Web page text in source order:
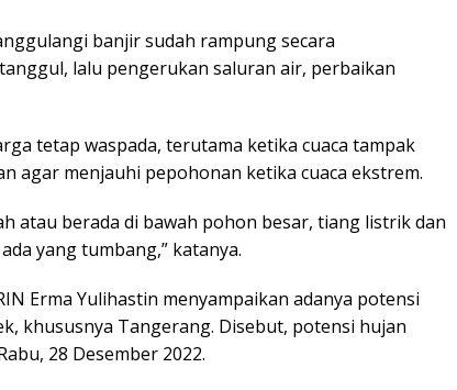
banjir sudah rampung secara
lalu pengerukan saluran air, perbaikan
tetap waspada, terutama ketika cuaca tampak
agar menjauhi pepohonan ketika cuaca ekstrem.
atau berada di bawah pohon besar, tiang listrik dan
yang tumbang,” katanya.
Erma Yulihastin menyampaikan adanya potensi
khususnya Tangerang. Disebut, potensi hujan
28 Desember 2022.